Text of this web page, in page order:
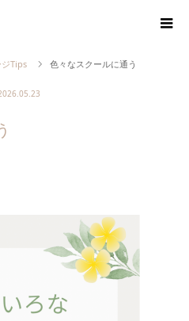
Tips 色々なスクールに通う